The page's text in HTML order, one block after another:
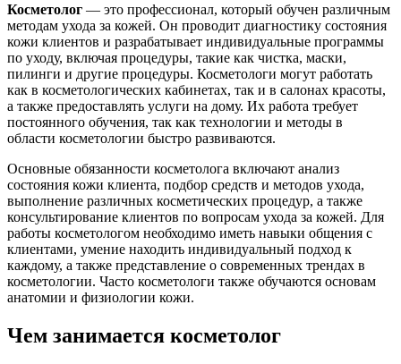
Косметолог — это профессионал, который обучен различным
методам ухода за кожей. Он проводит диагностику состояния
кожи клиентов и разрабатывает индивидуальные программы
по уходу, включая процедуры, такие как чистка, маски,
пилинги и другие процедуры. Косметологи могут работать
как в косметологических кабинетах, так и в салонах красоты,
а также предоставлять услуги на дому. Их работа требует
постоянного обучения, так как технологии и методы в
области косметологии быстро развиваются.
Основные обязанности косметолога включают анализ
состояния кожи клиента, подбор средств и методов ухода,
выполнение различных косметических процедур, а также
консультирование клиентов по вопросам ухода за кожей. Для
работы косметологом необходимо иметь навыки общения с
клиентами, умение находить индивидуальный подход к
каждому, а также представление о современных трендах в
косметологии. Часто косметологи также обучаются основам
анатомии и физиологии кожи.
Чем занимается косметолог